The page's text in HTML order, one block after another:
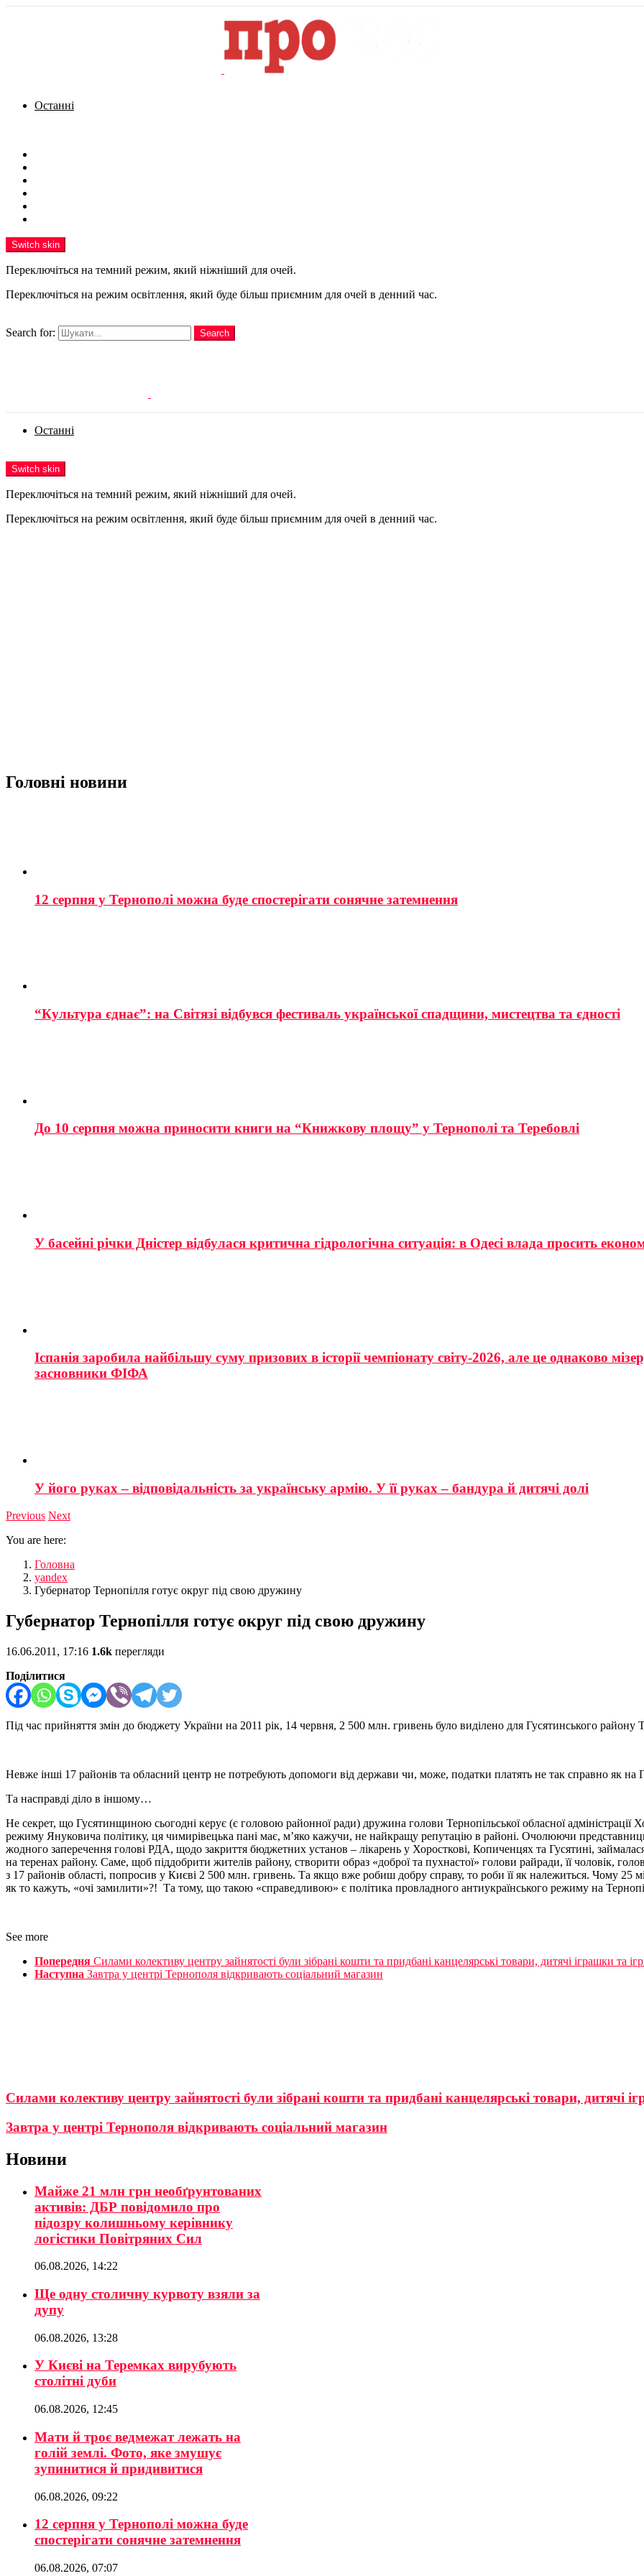
Останні
Switch skin
Переключіться на темний режим, який ніжніший для очей.
Переключіться на режим освітлення, який буде більш приємним для очей в денний час.
Search for:
Search
Останні
Switch skin
Переключіться на темний режим, який ніжніший для очей.
Переключіться на режим освітлення, який буде більш приємним для очей в денний час.
Головні новини
12 серпня у Тернополі можна буде спостерігати сонячне затемнення
“Культура єднає”: на Світязі відбувся фестиваль української спадщини, мистецтва та єдності
До 10 серпня можна приносити книги на “Книжкову площу” у Тернополі та Теребовлі
У басейні річки Дністер відбулася критична гідрологічна ситуація: в Одесі влада просить
Іспанія заробила найбільшу суму призових в історії чемпіонату світу-2026, але це однаково
засновники ФІФА
У його руках – відповідальність за українську армію. У її руках – бандура й дитячі долі
Previous Next
You are here:
Головна
yandex
Губернатор Тернопілля готує округ під свою дружину
Губернатор Тернопілля готує округ під свою дружину
16.06.2011, 17:16 1.6k перегляди
Поділитися
Під час прийняття змін до бюджету України на 2011 рік, 14 червня, 2 500 млн. гривень було виділено для Гусятинського району
Невже інші 17 районів та обласний центр не потребують допомоги від держави чи, може, податки платять не так справно як на
Та насправді діло в іншому…
Не секрет, що Гусятинщиною сьогодні керує (є головою районної ради) дружина голови Тернопільської обласної
режиму Януковича політику, ця чимирівецька пані має, м’яко кажучи, не найкращу репутацію в районі. Очолюючи
жодного заперечення голові РДА, щодо закриття бюджетних установ – лікарень у Хоросткові, Копиченцях та Гусятині,
на теренах району. Саме, щоб піддобрити жителів району, створити образ «доброї та пухнастої» голови райради, її чоловік,
з 17 районів області, попросив у Києві 2 500 млн. гривень. Та якщо вже робиш добру справу, то роби її як належиться. Чому
як то кажуть, «очі замилити»?! Та тому, що такою «справедливою» є політика провладного антиукраїнського режиму на
See more
Попередня Силами колективу центру зайнятості були зібрані кошти та придбані канцелярські товари, дитячі іграшки та
Наступна Завтра у центрі Тернополя відкривають соціальний магазин
Силами колективу центру зайнятості були зібрані кошти та придбані канцелярські товари, дитячі
Завтра у центрі Тернополя відкривають соціальний магазин
Новини
Майже 21 млн грн необґрунтованих
активів: ДБР повідомило про
підозру колишньому керівнику
логістики Повітряних Сил
06.08.2026, 14:22
Ще одну столичну курвоту взяли за
дупу
06.08.2026, 13:28
У Києві на Теремках вирубують
столітні дуби
06.08.2026, 12:45
Мати й троє ведмежат лежать на
голій землі. Фото, яке змушує
зупинитися й придивитися
06.08.2026, 09:22
12 серпня у Тернополі можна буде
спостерігати сонячне затемнення
06.08.2026, 07:07